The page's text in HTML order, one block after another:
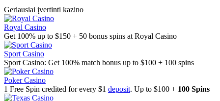
Geriausiai įvertinti kazino
Royal Casino
Get 100% up to $150 + 50 bonus spins at Royal Casino
Sport Casino
Sport Casino: Get 100% match bonus up to $100 + 100 spins
Poker Casino
1 Free Spin credited for every $1 deposit. Up to $100 + 100 Spins